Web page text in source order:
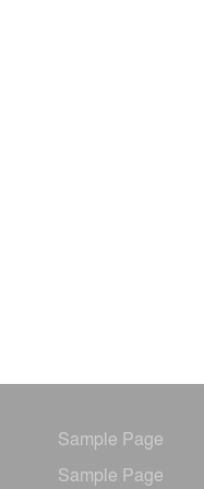
Sample Page
Sample Page